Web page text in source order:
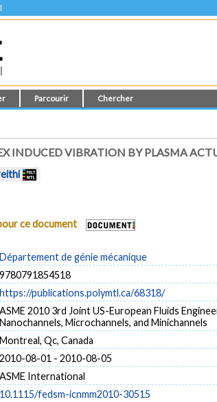
Parcourir Chercher
INDUCED VIBRATION BY PLASMA
ce document
Département de génie mécanique
9780791854518
https://publications.polymtl.ca/68318/
ASME 2010 3rd Joint US-European Fluids
Nanochannels, Microchannels, and Minichannels
Montreal, Qc, Canada
2010-08-01 - 2010-08-05
ASME International
10.1115/fedsm-icnmm2010-30515